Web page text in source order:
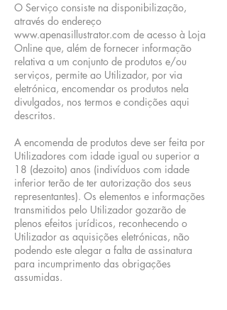
O Serviço consiste na disponibilização,
através do endereço
www.apenasillustrator.com de acesso à Loja
Online que, além de fornecer informação
relativa a um conjunto de produtos e/ou
serviços, permite ao Utilizador, por via
eletrónica, encomendar os produtos nela
divulgados, nos termos e condições aqui
descritos.
A encomenda de produtos deve ser feita por
Utilizadores com idade igual ou superior a
18 (dezoito) anos (indivíduos com idade
inferior terão de ter autorização dos seus
representantes). Os elementos e informações
transmitidos pelo Utilizador gozarão de
plenos efeitos jurídicos, reconhecendo o
Utilizador as aquisições eletrónicas, não
podendo este alegar a falta de assinatura
para incumprimento das obrigações
assumidas.